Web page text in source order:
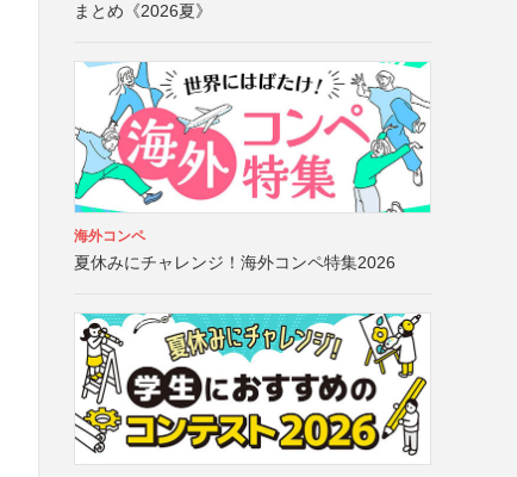
まとめ《2026夏》
海外コンペ
夏休みにチャレンジ！海外コンペ特集2026